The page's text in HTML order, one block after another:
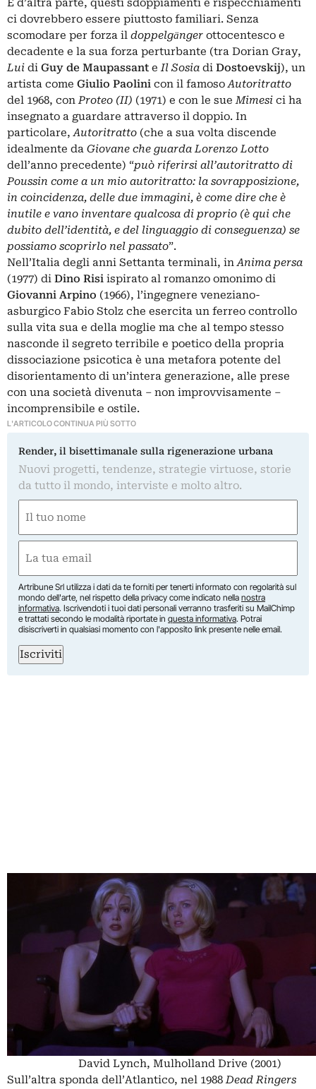
E d’altra parte, questi sdoppiamenti e rispecchiamenti
ci dovrebbero essere piuttosto familiari. Senza
scomodare per forza il doppelgӓnger ottocentesco e
decadente e la sua forza perturbante (tra Dorian Gray,
Lui di Guy de Maupassant eIl Sosia di Dostoevskij), un
artista come Giulio Paolini con il famosoAutoritratto
del 1968, conProteo (II) (1971) e con le sueMimesi ci ha
insegnato a guardare attraverso il doppio. In
particolare,Autoritratto (che a sua volta discende
idealmente da Giovane che guarda Lorenzo Lotto
dell’anno precedente) “può riferirsi all’autoritratto di
Poussin come a un mio autoritratto: la sovrapposizione,
in coincidenza, delle due immagini, è come dire che è
inutile e vano inventare qualcosa di proprio (è qui che
dubito dell’identità, e del linguaggio di conseguenza) se
possiamo scoprirlo nel passato”.
Nell’Italia degli anni Settanta terminali, inAnima persa
(1977) di Dino Risi ispirato al romanzo omonimo di
Giovanni Arpino (1966), l’ingegnere veneziano-
asburgico Fabio Stolz che esercita un ferreo controllo
sulla vita sua e della moglie ma che al tempo stesso
nasconde il segreto terribile e poetico della propria
dissociazione psicotica è una metafora potente del
disorientamento di un’intera generazione, alle prese
con una società divenuta – non improvvisamente –
incomprensibile e ostile.
L'ARTICOLO CONTINUA PIÙ SOTTO
Render, il bisettimanale sulla rigenerazione urbana
Nuovi progetti, tendenze, strategie virtuose, storie
da tutto il mondo, interviste e molto altro.
(Required)
(Required)
Artribune Srl utilizza i dati da te forniti per tenerti informato con regolarità sul
mondo dell'arte, nel rispetto della privacy come indicato nella nostra
informativa. Iscrivendoti i tuoi dati personali verranno trasferiti su MailChimp
e trattati secondo le modalità riportate in questa informativa. Potrai
disiscriverti in qualsiasi momento con l'apposito link presente nelle email.
Iscriviti
David Lynch, Mulholland Drive (2001)
Sull’altra sponda dell’Atlantico, nel 1988Dead Ringers